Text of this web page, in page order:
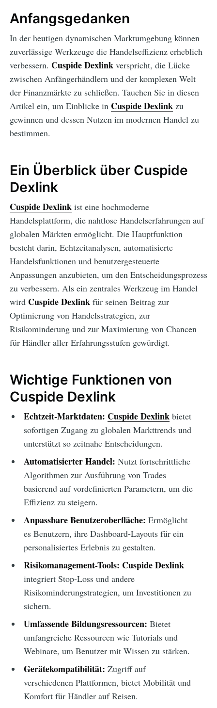
Anfangsgedanken
In der heutigen dynamischen Marktumgebung können
zuverlässige Werkzeuge die Handelseffizienz erheblich
verbessern. Cuspide Dexlink verspricht, die Lücke
zwischen Anfängerhändlern und der komplexen Welt
der Finanzmärkte zu schließen. Tauchen Sie in diesen
Artikel ein, um Einblicke in Cuspide Dexlink zu
gewinnen und dessen Nutzen im modernen Handel zu
bestimmen.
Ein Überblick über Cuspide
Dexlink
Cuspide Dexlink ist eine hochmoderne
Handelsplattform, die nahtlose Handelserfahrungen auf
globalen Märkten ermöglicht. Die Hauptfunktion
besteht darin, Echtzeitanalysen, automatisierte
Handelsfunktionen und benutzergesteuerte
Anpassungen anzubieten, um den Entscheidungsprozess
zu verbessern. Als ein zentrales Werkzeug im Handel
wird Cuspide Dexlink für seinen Beitrag zur
Optimierung von Handelsstrategien, zur
Risikominderung und zur Maximierung von Chancen
für Händler aller Erfahrungsstufen gewürdigt.
Wichtige Funktionen von
Cuspide Dexlink
Echtzeit-Marktdaten: Cuspide Dexlinkbietet
sofortigen Zugang zu globalen Markttrends und
unterstützt so zeitnahe Entscheidungen.
Automatisierter Handel: Nutzt fortschrittliche
Algorithmen zur Ausführung von Trades
basierend auf vordefinierten Parametern, um die
Effizienz zu steigern.
Anpassbare Benutzeroberfläche: Ermöglicht
es Benutzern, ihre Dashboard-Layouts für ein
personalisiertes Erlebnis zu gestalten.
Risikomanagement-Tools: Cuspide Dexlink
integriert Stop-Loss und andere
Risikominderungstrategien, um Investitionen zu
sichern.
Umfassende Bildungsressourcen: Bietet
umfangreiche Ressourcen wie Tutorials und
Webinare, um Benutzer mit Wissen zu stärken.
Gerätekompatibilität: Zugriff auf
verschiedenen Plattformen, bietet Mobilität und
Komfort für Händler auf Reisen.